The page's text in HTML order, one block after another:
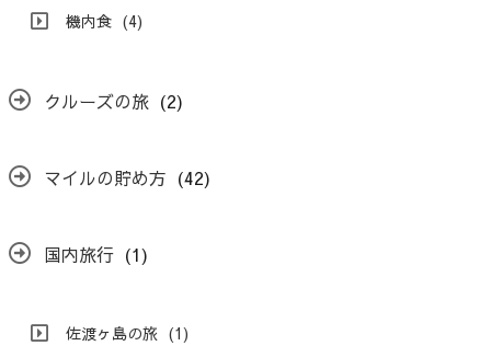
機内食 (4)
クルーズの旅 (2)
マイルの貯め方 (42)
国内旅行 (1)
佐渡ヶ島の旅 (1)